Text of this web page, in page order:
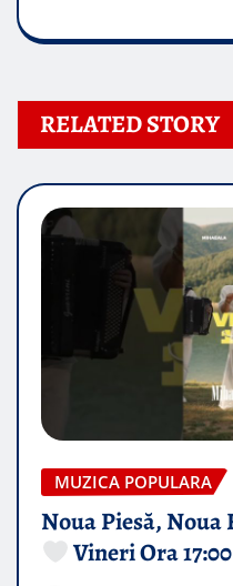
RELATED STORY
MUZICA POPULARA
Noua Piesă,
Vineri Ora 17:00